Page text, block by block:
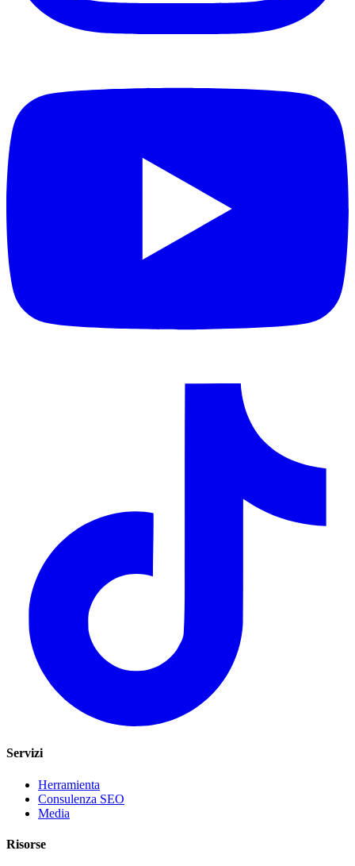
Servizi
Herramienta
Consulenza SEO
Media
Risorse